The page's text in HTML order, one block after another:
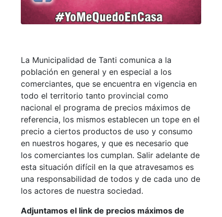
La Municipalidad de Tanti comunica a la
población en general y en especial a los
comerciantes, que se encuentra en vigencia en
todo el territorio tanto provincial como
nacional el programa de precios máximos de
referencia, los mismos establecen un tope en el
precio a ciertos productos de uso y consumo
en nuestros hogares, y que es necesario que
los comerciantes los cumplan. Salir adelante de
esta situación difícil en la que atravesamos es
una responsabilidad de todos y de cada uno de
los actores de nuestra sociedad.
Adjuntamos el link de precios máximos de